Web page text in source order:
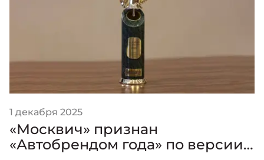
1 декабря 2025
«Москвич» признан
«Автобрендом года» по версии